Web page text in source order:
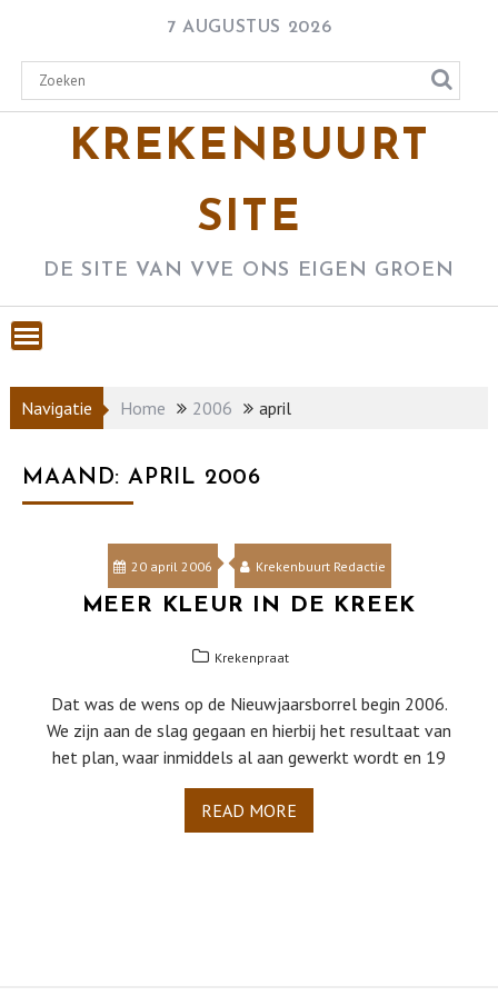
content
7 AUGUSTUS 2026
KREKENBUURT
SITE
DE SITE VAN VVE ONS EIGEN GROEN
Navigatie Home 2006 april
MAAND:APRIL 2006
20 april 2006 Krekenbuurt Redactie
MEER KLEUR IN DE KREEK
Krekenpraat
Dat was de wens op de Nieuwjaarsborrel begin 2006.
We zijn aan de slag gegaan en hierbij het resultaat van
het plan, waar inmiddels al aan gewerkt wordt en 19
READ MORE